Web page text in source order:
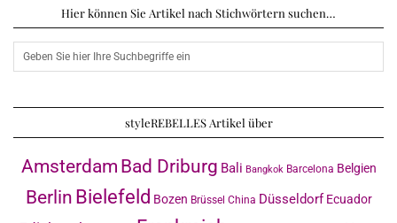
Hier können Sie Artikel nach Stichwörtern suchen…
styleREBELLES Artikel über
Amsterdam Bad Driburg Bali Bangkok Barcelona Belgien
Berlin Bielefeld Bozen Brüssel China Düsseldorf Ecuador